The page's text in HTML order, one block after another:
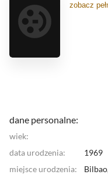
zobacz
dane personalne:
wiek:
data urodzenia:
1969
miejsce urodzenia: